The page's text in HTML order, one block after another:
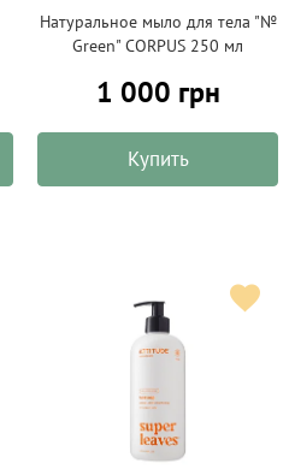
Натуральное мыло для тела "№
Green" CORPUS 250 мл
1 000 грн
Купить